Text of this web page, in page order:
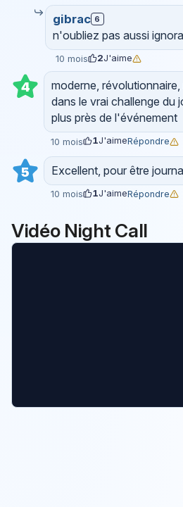
gibrac 6
n'oubliez pas aussi
10 mois 2J'aime
4
moderne,
dans le vrai challenge du
plus près de l'événement
10 mois 1J'aimeRépondre
5 Excellent, pour être
10 mois 1J'aimeRépondre
Vidéo Night Call